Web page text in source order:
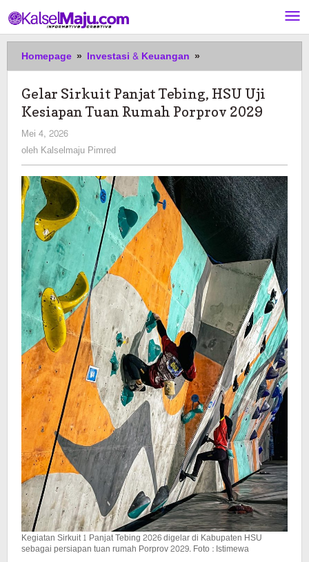
ke
konten
Homepage » Investasi & Keuangan »
Sirkuit
Panjat
Tebing,
HSU
Rumah
Porprov
2029
Gelar Sirkuit Panjat Tebing, HSU Uji
Kesiapan Tuan Rumah Porprov 2029
Mei 4, 2026
Kalselmaju
Pimred
oleh Kalselmaju Pimred
Kegiatan Sirkuit 1 Panjat Tebing 2026 digelar di Kabupaten HSU
sebagai persiapan tuan rumah Porprov 2029. Foto : Istimewa